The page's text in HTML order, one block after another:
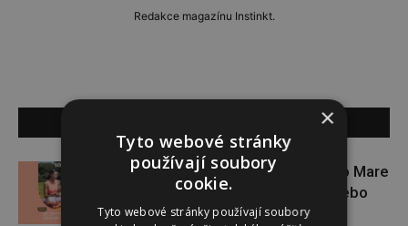
Redakce magazínu Instinkt.
Zapojte se do letní soutěže s Rio Mare
a vyhrajte iWatch Series 11 nebo
jógamatku
×
Tyto webové stránky
používají soubory
cookie.
Tyto webové stránky používají soubory